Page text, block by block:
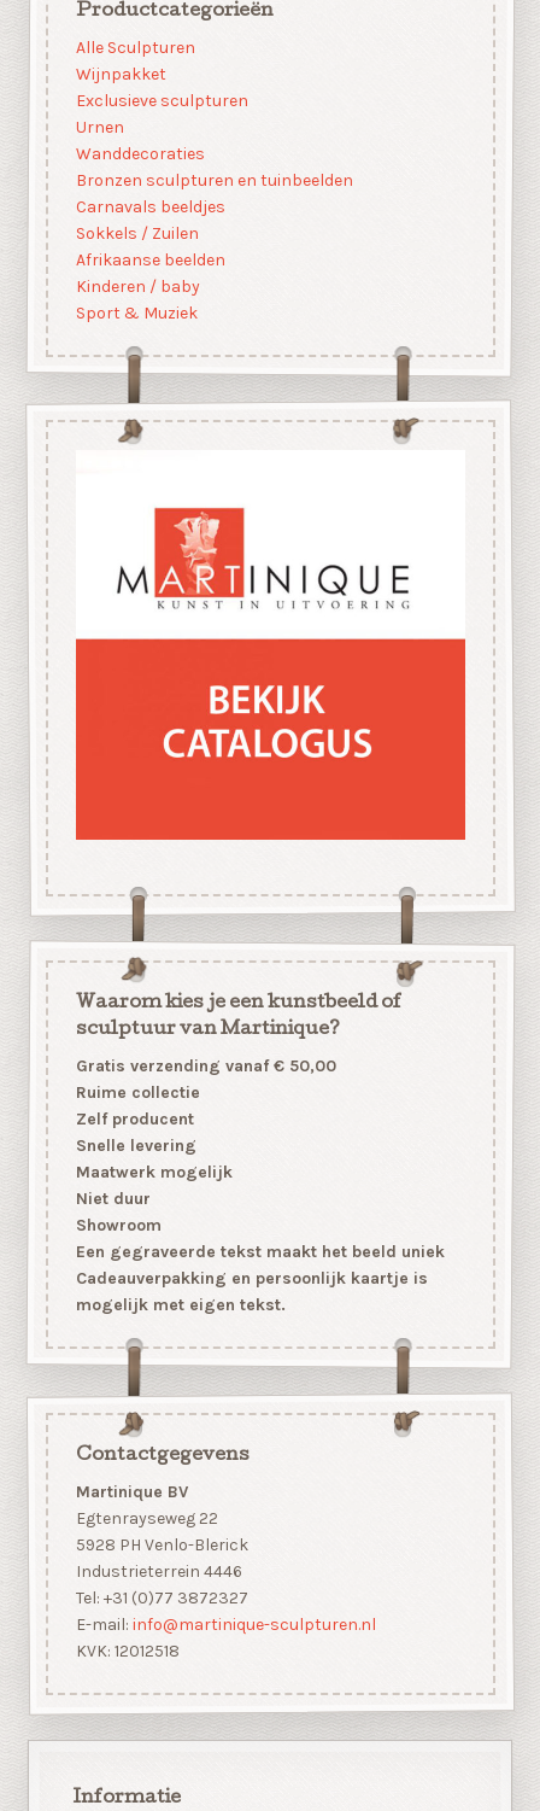
Productcategorieën
Alle Sculpturen
Wijnpakket
Exclusieve sculpturen
Urnen
Wanddecoraties
Bronzen sculpturen en tuinbeelden
Carnavals beeldjes
Sokkels / Zuilen
Afrikaanse beelden
Kinderen / baby
Sport & Muziek
Waarom kies je een kunstbeeld of
sculptuur van Martinique?
Gratis verzending vanaf € 50,00
Ruime collectie
Zelf producent
Snelle levering
Maatwerk mogelijk
Niet duur
Showroom
Een gegraveerde tekst maakt het beeld uniek
Cadeauverpakking en persoonlijk kaartje is
mogelijk met eigen tekst.
Contactgegevens
Martinique BV
Egtenrayseweg 22
5928 PH Venlo-Blerick
Industrieterrein 4446
Tel: +31 (0)77 3872327
E-mail: info@martinique-sculpturen.nl
KVK: 12012518
Informatie